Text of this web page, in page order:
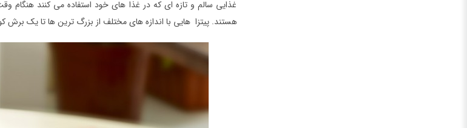
غذایی سالم و تازه ای که در غذا های خود استفاده می کنند هنگام وقت
هستند. پیتزا هایی با اندازه های مختلف از بزرگ ترین ها تا یک برش